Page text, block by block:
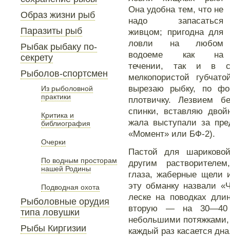
Образ жизни рыб
Паразиты рыб
Рыбак рыбаку по-
секрету
Рыболов-спортсмен
Из рыболовной
практики
Критика и
библиография
Очерки
По водным просторам
нашей Родины
Подводная охота
Рыболовные орудия
типа ловушки
Рыбы Киргизии
Она удобна тем, что не
надо запасаться
живцом; пригодна для
ловли на любом
водоеме как на
течении, так и в
мелкопористой
вырезаю рыбку, по
плотвичку. Лезвием
спинки, вставляю
жала выступали за
«Момент» или БФ-2).
Пастой для
другим
глаза, жаберные щели
эту обманку назвали
леске на поводках
вторую — на 30—40
небольшими потяжками,
каждый раз касается